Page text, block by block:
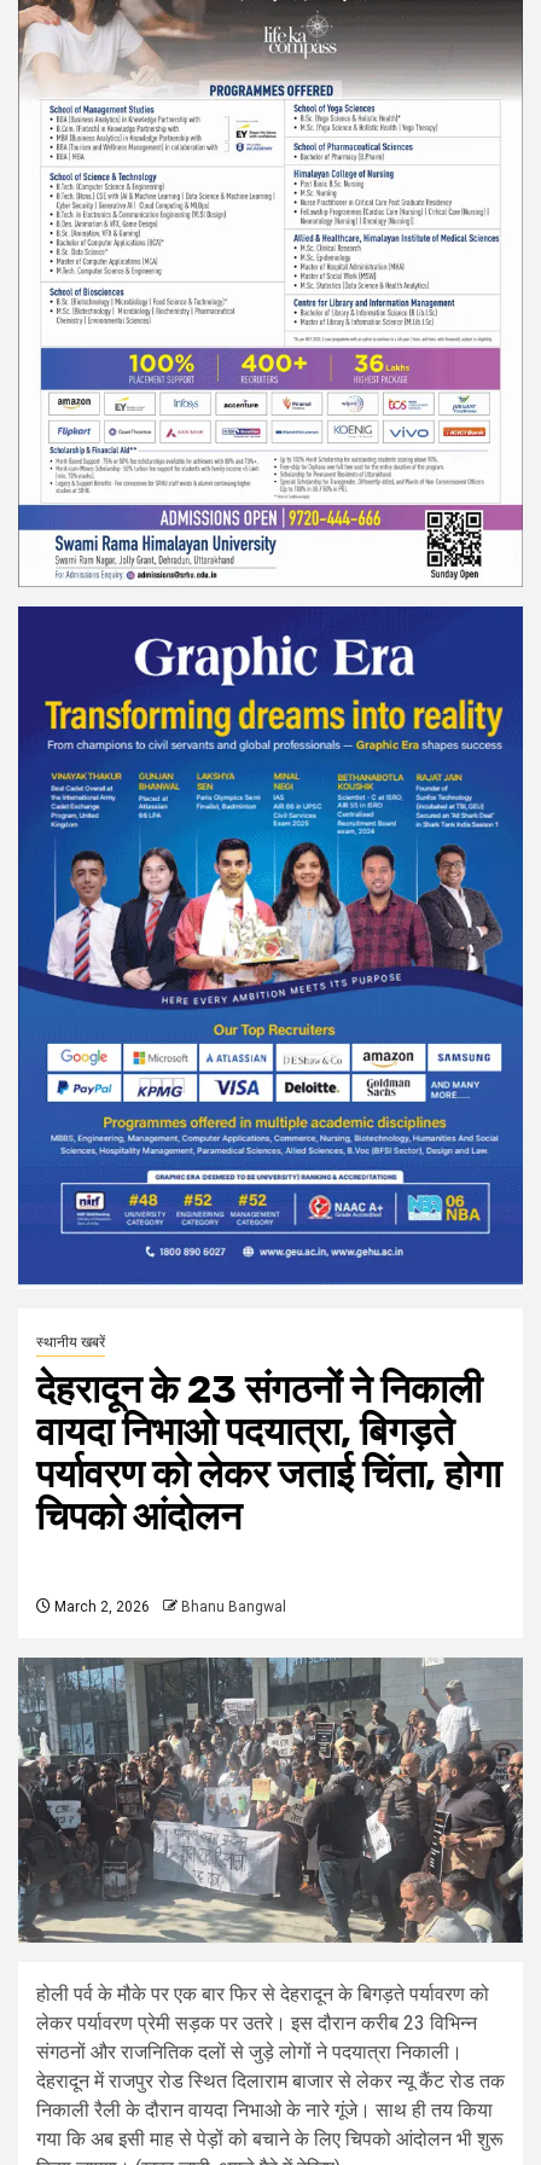
स्थानीय खबरें
देहरादून के 23 संगठनों ने निकाली
वायदा निभाओ पदयात्रा, बिगड़ते
पर्यावरण को लेकर जताई चिंता, होगा
चिपको आंदोलन
March 2, 2026 Bhanu Bangwal
होली पर्व के मौके पर एक बार फिर से देहरादून के बिगड़ते पर्यावरण को
लेकर पर्यावरण प्रेमी सड़क पर उतरे। इस दौरान करीब 23 विभिन्न
संगठनों और राजनितिक दलों से जुड़े लोगों ने पदयात्रा निकाली।
देहरादून में राजपुर रोड स्थित दिलाराम बाजार से लेकर न्यू कैंट रोड तक
निकाली रैली के दौरान वायदा निभाओ के नारे गूंजे। साथ ही तय किया
गया कि अब इसी माह से पेड़ों को बचाने के लिए चिपको आंदोलन भी शुरू